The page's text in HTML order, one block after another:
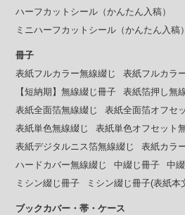
ハーフカットシール（かんたん入稿）
ミニハーフカットシール（かんたん入稿）
冊子
表紙フルカラー無線綴じ
表紙フルカラ
【短納期】無線綴じ冊子
表紙箔押し無
表紙全面箔無線綴じ
表紙全面箔オフセ
表紙単色無線綴じ
表紙単色オフセット
表紙デジタルニス箔無線綴じ
表紙カラ
ハードカバー無線綴じ
中綴じ冊子
中
ミシン綴じ冊子
ミシン綴じ冊子(表紙本
ブックカバー・帯・ケース